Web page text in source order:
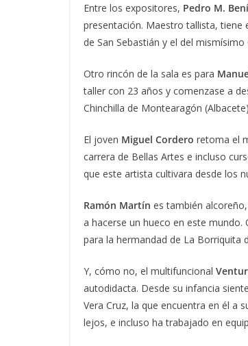
Entre los expositores, Pedro M.
presentación. Maestro tallista, tiene
de San Sebastián y el del
Otro rincón de la sala es para
taller con 23 años y comenzase a
Chinchilla de Montearagón
El joven Miguel Cordero retoma el
carrera de Bellas Artes e incluso
que este artista cultivara desde los
Ramón Martín es también
a hacerse un hueco en este
para la hermandad de La Borriquita
Y, cómo no, el multifuncional
autodidacta. Desde su infancia
Vera Cruz, la que encuentra en él a
lejos, e incluso ha trabajado en